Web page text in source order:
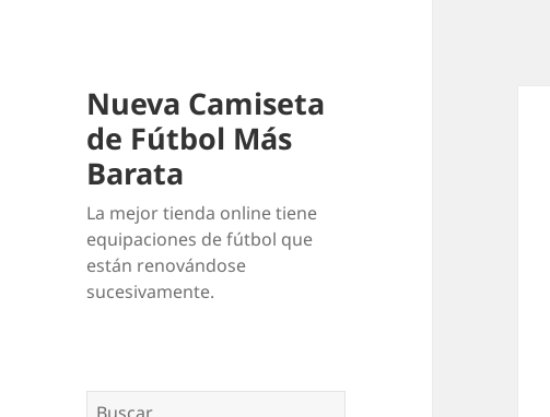
Nueva Camiseta
de Fútbol Más
Barata
La mejor tienda online tiene
equipaciones de fútbol que
están renovándose
sucesivamente.
Buscar: